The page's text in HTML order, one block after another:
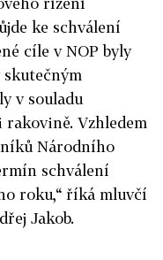
ke schválení
cíle v NOP byly
v souladu
Vzhledem
Národního
schválení
roku,“ říká mluvčí
Jakob.